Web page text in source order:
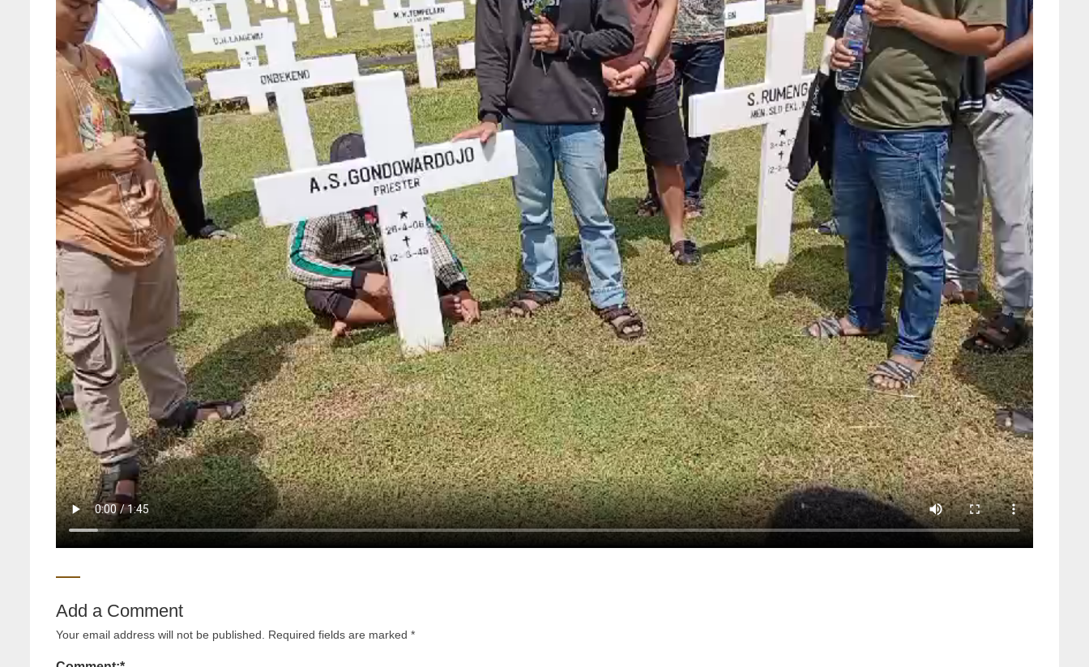
Add a Comment
Your email address will not be published. Required fields are marked *